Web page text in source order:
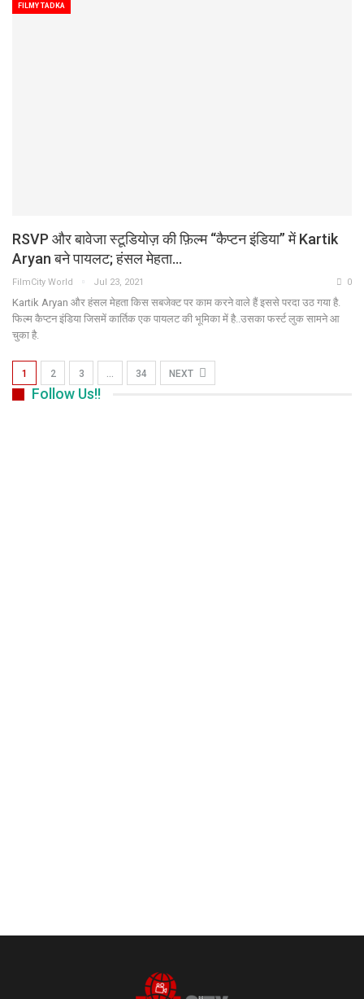
FILMY TADKA
RSVP और बावेजा स्टूडियोज़ की फ़िल्म “कैप्टन इंडिया” में Kartik
Aryan बने पायलट; हंसल मेहता…
FilmCity World Jul 23, 2021 0
Kartik Aryan और हंसल मेहता किस सबजेक्ट पर काम करने वाले हैं इससे परदा उठ गया है.
फिल्म कैप्टन इंडिया जिसमें कार्तिक एक पायलट की भूमिका में है..उसका फर्स्ट लुक सामने आ
चुका है.
1 2 3 … 34 NEXT
Follow Us!!